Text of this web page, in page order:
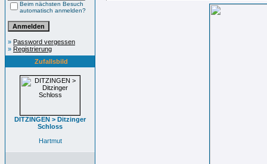
Beim nächsten Besuch
automatisch anmelden?
» Password vergessen
» Registrierung
Zufallsbild
DITZINGEN > Ditzinger
Schloss
Hartmut